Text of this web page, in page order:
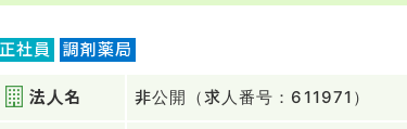
正社員 調剤薬局
法人名 非公開（求人番号：611971）